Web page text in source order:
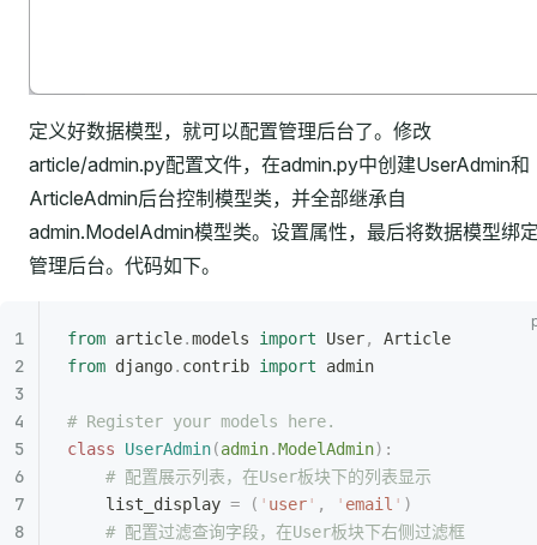
定义好数据模型，就可以配置管理后台了。修改
article/admin.py配置文件，在admin.py中创建UserAdmin和
ArticleAdmin后台控制模型类，并全部继承自
admin.ModelAdmin模型类。设置属性，最后将数据模型绑
管理后台。代码如下。
from article.models import User,
Article
from django. contrib import admin
# Register your models here.
class UserAdmin(admin.ModelAdmin):
    # 配置展示列表，在User板块下的列表显示
    list_display
= ( ' user' , ' email ' )
    # 配置过滤查询字段，在User板块下右侧过滤框